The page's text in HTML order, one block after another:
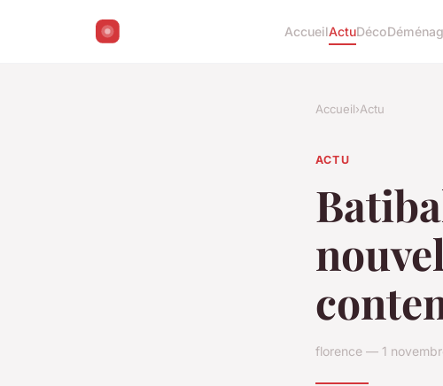
AccueilActuDéco
Accueil›Actu
ACTU
florence — 1